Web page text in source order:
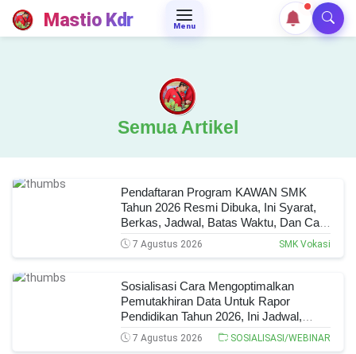
Mastio Kdr Menu
Semua Artikel
Pendaftaran Program KAWAN SMK
Tahun 2026 Resmi Dibuka, Ini Syarat,
Berkas, Jadwal, Batas Waktu, Dan Cara
Pendaftarannya!
7 Agustus 2026 SMK Vokasi
Sosialisasi Cara Mengoptimalkan
Pemutakhiran Data Untuk Rapor
Pendidikan Tahun 2026, Ini Jadwal,
Materi, Narasumber, Dan Link
Mengikutinya!
7 Agustus 2026 SOSIALISASI/WEBINAR